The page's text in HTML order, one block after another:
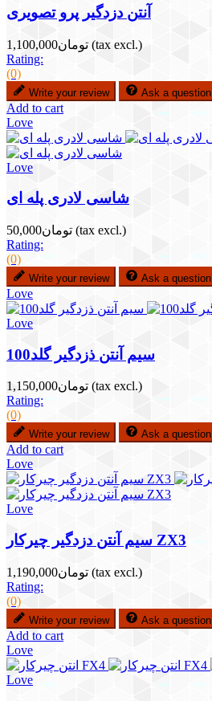
آنتن دزدگیر پرو تصویری
تومان1,100,000 (tax excl.)
Rating:
(0)
Write your review Ask a question
Add to cart
Love
Love
شاسی لادری پله ای
تومان50,000 (tax excl.)
Rating:
(0)
Write your review Ask a question
Love
Love
سیم آنتن ذزدگیر گلد100
تومان1,150,000 (tax excl.)
Rating:
(0)
Write your review Ask a question
Add to cart
Love
Love
سیم آنتن دزدگیر چیرکار ZX3
تومان1,190,000 (tax excl.)
Rating:
(0)
Write your review Ask a question
Add to cart
Love
Love